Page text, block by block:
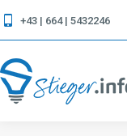
+43 | 664 | 5432246